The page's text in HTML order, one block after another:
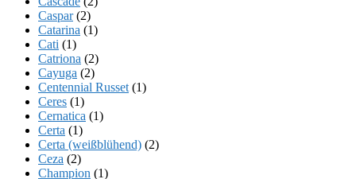
Caspar(2)
Catarina (1)
Cati (1)
Catriona (2)
Cayuga (2)
Centennial Russet (1)
Ceres (1)
Cernatica (1)
Certa (1)
Certa (weißblühend) (2)
Ceza (2)
Champion (1)